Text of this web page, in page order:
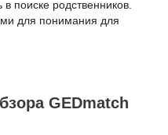
поиске родственников.
для понимания для
GEDmatch